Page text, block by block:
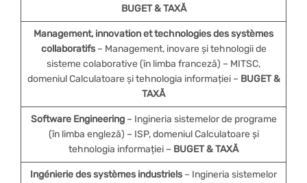
BUGET & TAXĂ
Management, innovation et technologies des systèmes
collaboratifs– Management, inovare și tehnologii de
sisteme colaborative (în limba franceză) – MITSC,
domeniul Calculatoare și tehnologia informației – BUGET &
TAXĂ
Software Engineering– Ingineria sistemelor de programe
(în limba engleză) – ISP, domeniul Calculatoare și
tehnologia informației – BUGET & TAXĂ
Ingénierie des systèmes industriels – Ingineria sistemelor